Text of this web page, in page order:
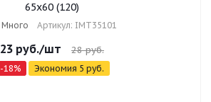
65x60 (120)
Много Артикул: IMT35101
23 руб./шт 28руб.
-18% Экономия 5 руб.